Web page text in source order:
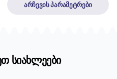
არჩევის პარამეტრები
სიახლეები